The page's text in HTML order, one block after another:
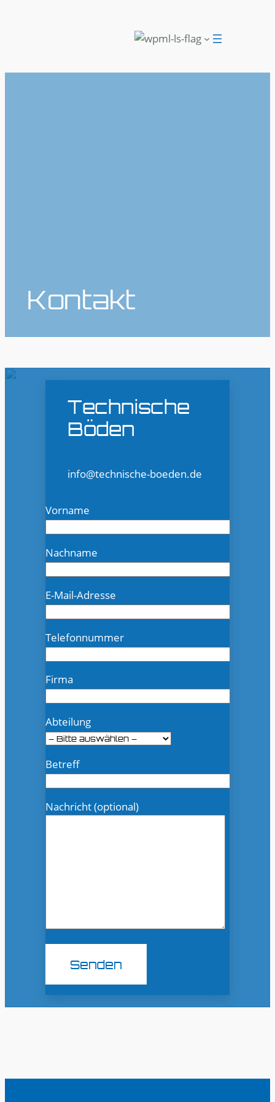
Kontakt
Technische
Böden
info@technische-boeden.de
Vorname
Nachname
E-Mail-Adresse
Telefonnummer
Firma
Abteilung
Betreff
Nachricht (optional)